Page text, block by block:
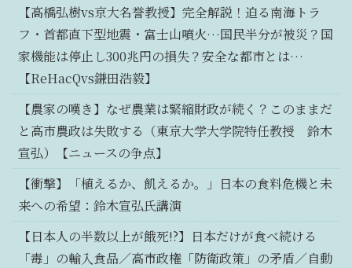
【高橋弘樹vs京大名誉教授】完全解説！迫る南海トラ
フ・首都直下型地震・富士山噴火…国民半分が被災？国
家機能は停止し300兆円の損失？安全な都市とは…
【ReHacQvs鎌田浩毅】
【農家の嘆き】なぜ農業は緊縮財政が続く？このままだ
と高市農政は失敗する（東京大学大学院特任教授 鈴木
宣弘）【ニュースの争点】
【衝撃】「植えるか、飢えるか。」日本の食料危機と未
来への希望：鈴木宣弘氏講演
【日本人の半数以上が餓死!?】日本だけが食べ続ける
「毒」の輸入食品／高市政権「防衛政策」の矛盾／自動